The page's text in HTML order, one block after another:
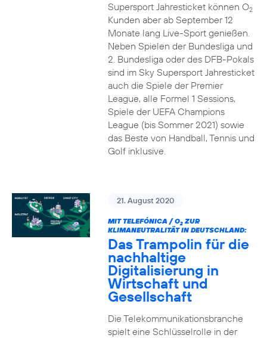
Supersport Jahresticket können O2
Kunden aber ab September 12
Monate lang Live-Sport genießen.
Neben Spielen der Bundesliga und
2. Bundesliga oder des DFB-Pokals
sind im Sky Supersport Jahresticket
auch die Spiele der Premier
League, alle Formel 1 Sessions,
Spiele der UEFA Champions
League (bis Sommer 2021) sowie
das Beste von Handball, Tennis und
Golf inklusive.
21. August 2020
MIT TELEFÓNICA / O2ZUR
KLIMANEUTRALITÄT IN DEUTSCHLAND:
Das Trampolin für die
nachhaltige
Digitalisierung in
Wirtschaft und
Gesellschaft
Die Telekommunikationsbranche
spielt eine Schlüsselrolle in der